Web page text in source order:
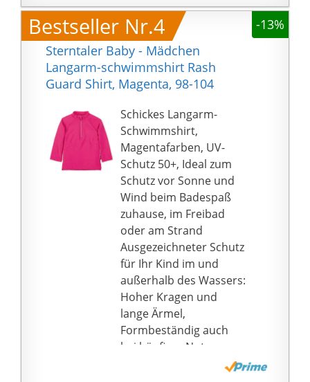
3f1a694fbfd6df7ecdfae2
e120d2bea6a88392fce7
ff} der schädlichen UV-
Strahlen. Das schützt
vor gefährlichen
Sonnenstrahlen.
🌊 Anlass - Ideal für den
Strand, den See oder
das Schwimmbad,
dieser schützende
Sonnenschutz für
Jungen ist perfekt, um
schwimmen zu lernen
oder längere Zeit im
und am Wasser zu
verbringen.
🌊 Genießen Sie die
strahlende
Sommersonne in dieser
farbenfrohen
Surfbekleidung. Ideal
Bestseller Nr.4
-13%
Sterntaler Baby - Mädchen
Langarm-schwimmshirt Rash
Guard Shirt, Magenta, 98-104
Schickes Langarm-
Schwimmshirt,
Magentafarben, UV-
Schutz 50+, Ideal zum
Schutz vor Sonne und
Wind beim Badespaß
zuhause, im Freibad
oder am Strand
Ausgezeichneter Schutz
für Ihr Kind im und
außerhalb des Wassers:
Hoher Kragen und
lange Ärmel,
Formbeständig auch
bei häufiger Nutzung